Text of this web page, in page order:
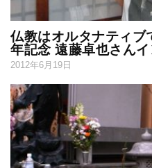
仏教はオルタナティブ
年記念 遠藤卓也さん
2012年6月19日